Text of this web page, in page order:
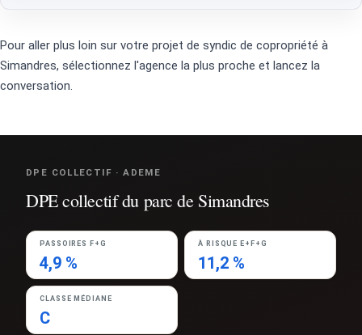
Pour aller plus loin sur votre projet de syndic de copropriété à
Simandres, sélectionnez l'agence la plus proche et lancez la
conversation.
DPE COLLECTIF · ADEME
DPE collectif du parc de Simandres
PASSOIRES F+G
4,9 %
À RISQUE E+F+G
11,2 %
CLASSE MÉDIANE
C